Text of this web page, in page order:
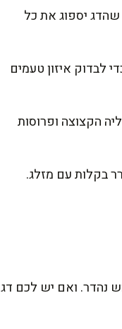
שהדג יספוג את כל
לבדוק איזון טעמים
הקצוצה ופרוסות
נהדר. ואם יש לכם דג